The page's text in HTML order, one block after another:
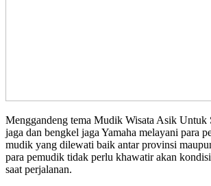
Menggandeng tema Mudik Wisata Asik Untuk
jaga dan bengkel jaga Yamaha melayani para
mudik yang dilewati baik antar provinsi
para pemudik tidak perlu khawatir akan
saat perjalanan.